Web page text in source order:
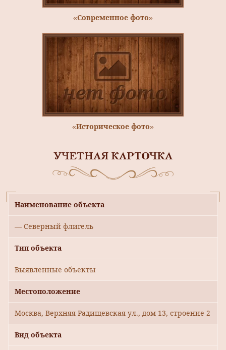
«Современное фото»
«Историческое фото»
УЧЕТНАЯ КАРТОЧКА
Наименование объекта
— Северный флигель
Тип объекта
Выявленные объекты
Местоположение
Москва, Верхняя Радищевская ул., дом 13, строение 2
Вид объекта